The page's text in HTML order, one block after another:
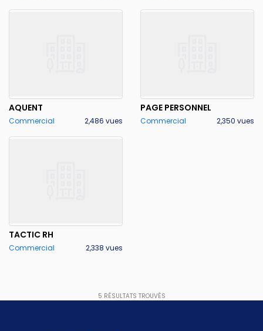
AQUENT
Commercial 2,486 vues
PAGE PERSONNEL
Commercial 2,350 vues
TACTIC RH
Commercial 2,338 vues
5 RÉSULTATS TROUVÉS